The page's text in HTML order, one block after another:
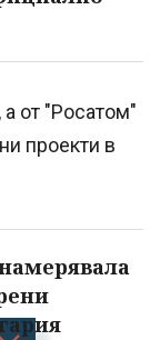
от "Росатом"
проекти в